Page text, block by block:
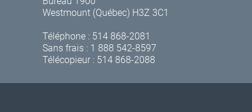
Westmount (Québec) H3Z 3C1
Téléphone : 514 868-2081
Sans frais : 1 888 542-8597
Télécopieur : 514 868-2088